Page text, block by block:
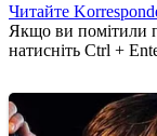
Читайте
Якщо ви помітили
натисніть Ctrl +